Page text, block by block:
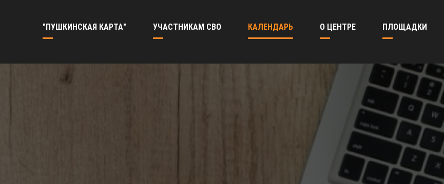
"ПУШКИНСКАЯ КАРТА" УЧАСТНИКАМ СВО КАЛЕНДАРЬ О ЦЕНТРЕ ПЛОЩАДКИ